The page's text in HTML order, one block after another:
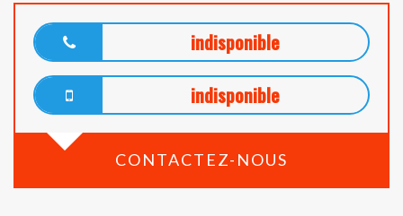
indisponible
indisponible
CONTACTEZ-NOUS